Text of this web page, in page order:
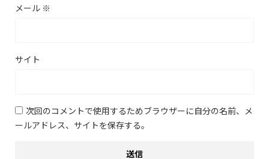
メール ※
サイト
次回のコメントで使用するためブラウザーに自分の名前、メ
ールアドレス、サイトを保存する。